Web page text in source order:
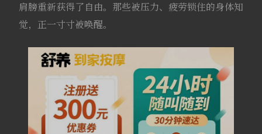
肩膀重新获得了自由。那些被压力、疲劳锁住的身体知
觉，正一寸寸被唤醒。